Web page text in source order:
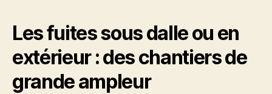
Les fuites sous dalle ou en
extérieur : des chantiers de
grande ampleur